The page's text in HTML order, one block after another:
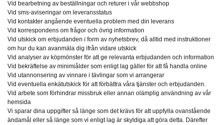
Vid bearbetning av beställningar och returer i vår webbshop
Vid sms-aviseringar om leveransstatus
Vid kontakter angående eventuella problem med din leverans
Vid korrespondens om frågor och övrig information
Vid utskick om erbjudanden i form av nyhetsbrev, då alltid med instruktioner
om hur du kan avanmäla dig ifrån vidare utskick
Vid analyser av köpmönster för att ge relevanta erbjudanden och information
Vid bekräftelse av minimiålder som enligt lag gäller för att få handla online
Vid utannonsering av vinnare i tävlingar som vi arrangerar
Vid eventuella enkätutskick för att förbättra våra tjänster och erbjudanden.
Vid arbete som förhindrar missbruk eller annan olämplig användning av vår
hemsida
Vi sparar dina uppgifter så länge som det krävs för att uppfylla ovanstående
ändamål eller så länge som vi enligt lag är skyldiga att göra detta. Därefter